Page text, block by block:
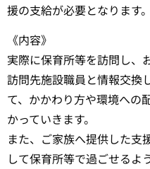
援の支給が必要となります。
《内容》
実際に保育所等を訪問し、
訪問先施設職員と情報交換
て、かかわり方や環境への
かっていきます。
また、ご家族へ提供した支
して保育所等で過ごせるよ